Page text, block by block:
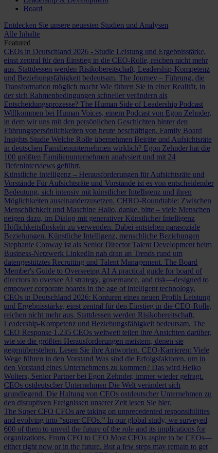
Board
Entdecken Sie unsere neuesten Studien und Analysen
Alle Inhalte
Featured
CEOs in Deutschland 2026 - Studie Leistung und Ergebnisstärke,
einst zentral für den Einstieg in die CEO-Rolle, reichen nicht mehr
aus. Stattdessen werden Risikobereitschaft, Leadership-Kompetenz
und Beziehungsfähigkeit bedeutsam. The Journey – Führung, die
Transformation möglich macht Wie führen Sie in einer Realität, in
der sich Rahmenbedingungen schneller verändern als
Entscheidungsprozesse? The Human Side of Leadership Podcast
Willkommen bei Human Voices, einem Podcast von Egon Zehnder,
in dem wir uns mit den persönlichen Geschichten hinter den
Führungspersönlichkeiten von heute beschäftigen. Family Board
Insights Studie Welche Rolle übernehmen Beiräte und Aufsichtsräte
in deutschen Familienunternehmen wirklich? Egon Zehnder hat die
100 größten Familienunternehmen analysiert und mit 24
Tiefeninterviews geführt.
Künstliche Intelligenz – Herausforderungen für Aufsichtsräte und
Vorstände Für Aufsichtsräte und Vorstände ist es von entscheidender
Bedeutung, sich intensiv mit künstlicher Intelligenz und ihren
Möglichkeiten auseinanderzusetzen. CHRO-Roundtable: Zwischen
Menschlichkeit und Maschine Hallo, danke, bitte – viele Menschen
neigen dazu, im Dialog mit generativer Künstlicher Intelligenz
Höflichkeitsfloskeln zu verwenden. Dabei entstehen parasoziale
Beziehungen. Künstliche Intelligenz, menschliche Beziehungen
Stephanie Conway ist als Senior Director Talent Development beim
Business-Netzwerk LinkedIn nah dran an Trends rund um
datengestütztes Recruiting und Talent Management. The Board
Member's Guide to Overseeing AI A practical guide for board of
directors to oversee AI strategy, governance, and risk—designed to
empower corporate boards in the age of intelligent technology.
CEOs in Deutschland 2026: Konturen eines neuen Profils Leistung
und Ergebnisstärke, einst zentral für den Einstieg in die CEO-Rolle,
reichen nicht mehr aus. Stattdessen werden Risikobereitschaft,
Leadership-Kompetenz und Beziehungsfähigkeit bedeutsam. The
CEO Response 1.235 CEOs weltweit teilen ihre Ansichten darüber,
wie sie die größten Herausforderungen meistern, denen sie
gegenüberstehen. Lesen Sie ihre Antworten. CEO-Karrieren: Viele
Wege führen in den Vorstand Was sind die Erfolgsfaktoren, um in
den Vorstand eines Unternehmens zu kommen? Das wird Heiko
Wolters, Senior Partner bei Egon Zehnder, immer wieder gefragt.
CEOs ostdeutscher Unternehmen Die Welt verändert sich
grundlegend. Die Haltung von CEOs ostdeutscher Unternehmen zu
den disruptiven Ereignissen unserer Zeit lesen Sie hier.
The Super CFO CFOs are taking on unprecedented responsibilities
and evolving into “super CFOs.” In our global study, we surveyed
600 of them to unveil the future of the role and its implications for
organizations. From CFO to CEO Most CFOs aspire to be CEOs—
either right now or in the future. But a few steps may remain to get